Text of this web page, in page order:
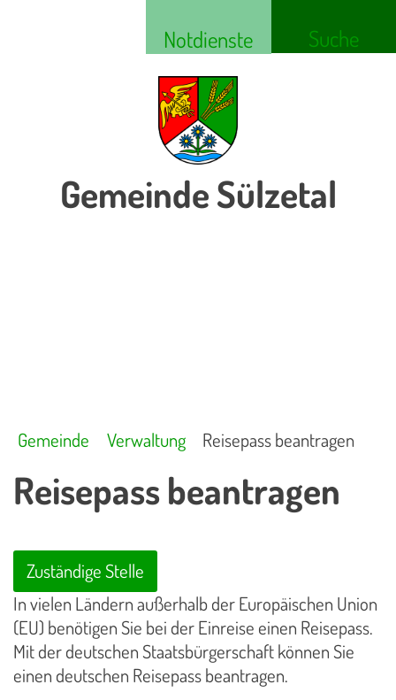
Notdienste Suche
Gemeinde Sülzetal
Gemeinde Verwaltung Reisepass beantragen
Reisepass beantragen
Zuständige Stelle
In vielen Ländern außerhalb der Europäischen Union
(EU) benötigen Sie bei der Einreise einen Reisepass.
Mit der deutschen Staatsbürgerschaft können Sie
einen deutschen Reisepass beantragen.